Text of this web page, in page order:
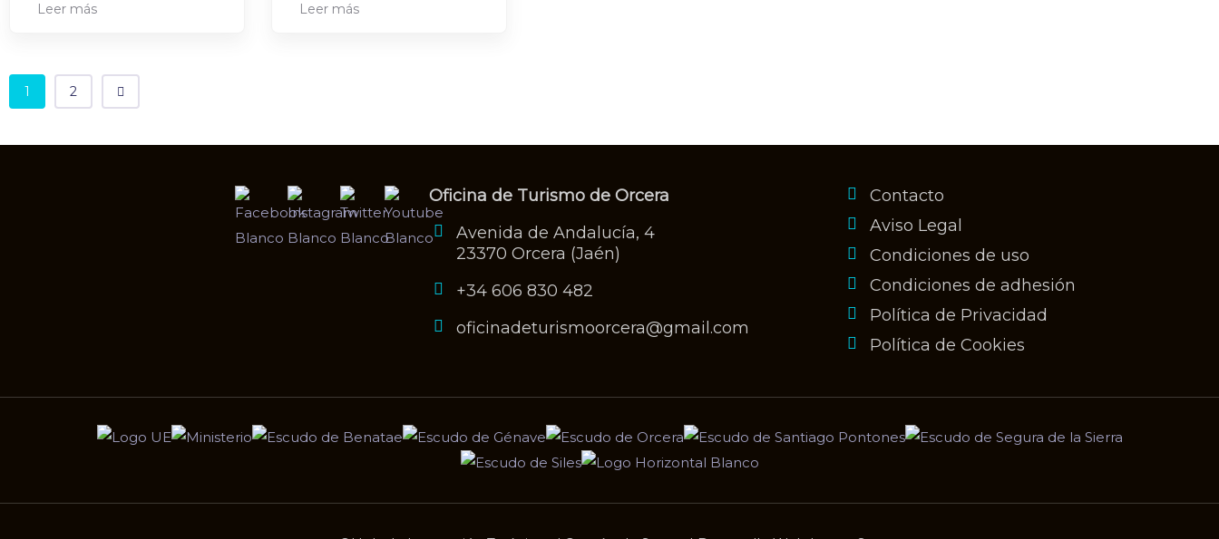
Leer más Leer más
1 2
Oficina de Turismo de Orcera
Avenida de Andalucía, 4
23370 Orcera (Jaén)
+34 606 830 482
oficinadeturismoorcera@gmail.com
Contacto
Aviso Legal
Condiciones de uso
Condiciones de adhesión
Política de Privacidad
Política de Cookies